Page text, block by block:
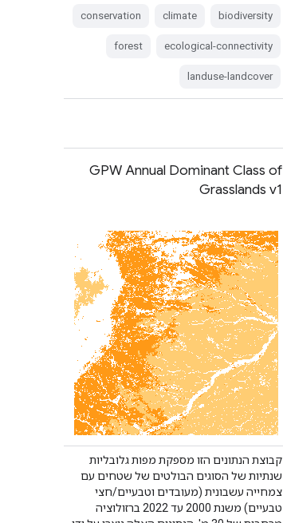
biodiversity
climate
conservation
ecological-connectivity
forest
landuse-landcover
GPW Annual Dominant Class of
Grasslands v1
קבוצת הנתונים הזו מספקת מפות גלובליות
שנתיות של הסוגים הבולטים של שטחים עם
צמחייה עשבונית (מעובדים וטבעיים/חצי
טבעיים) משנת 2000 עד 2022 ברזולוציה